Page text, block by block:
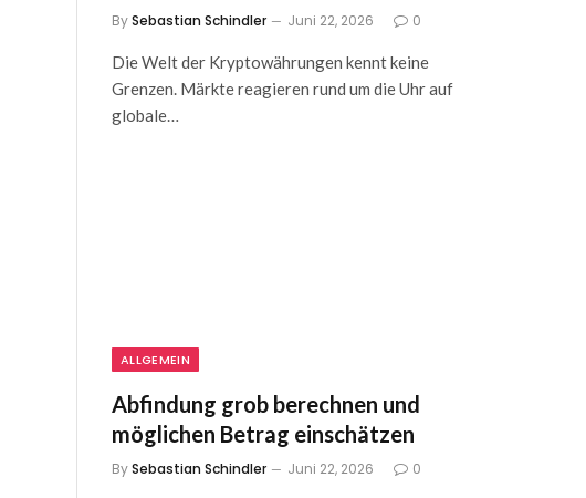
BySebastian Schindler Juni 22, 2026 0
Die Welt der Kryptowährungen kennt keine
Grenzen. Märkte reagieren rund um die Uhr auf
globale…
ALLGEMEIN
Abfindung grob berechnen und
möglichen Betrag einschätzen
BySebastian Schindler Juni 22, 2026 0